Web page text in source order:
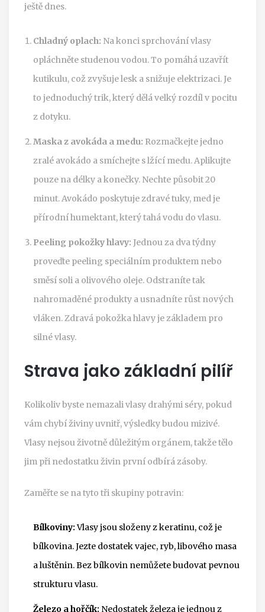
ještě dnes.
Chladný oplach: Na konci sprchování vlasy
opláchněte studenou vodou. To pomáhá uzavřít
kutikulu, což zvyšuje lesk a snižuje elektrizaci. Je
to jednoduchý trik, který dělá velký rozdíl v pocitu
z dotyku.
Maska z avokáda a medu: Rozmačkejte jedno
zralé avokádo a smíchejte s lžící medu. Aplikujte
pouze na délky a konečky. Nechte působit 20
minut. Avokádo poskytuje zdravé tuky, med je
přírodní humektant, který tahá vodu do vlasu.
Peeling pokožky hlavy: Jednou za dva týdny
proveďte peeling speciálním produktem nebo
směsí soli a olivového oleje. Odstraníte tak
nahromaděné produkty a usnadníte růst nových
vláken. Zdravá pokožka hlavy je základem pro
silné vlasy.
Strava jako základní pilíř
Kolikoliv byste nemazali vlasy drahými séry, pokud
vám chybí živiny uvnitř, výsledky budou mizivé.
Vlasy nejsou životně důležitým orgánem, takže tělo
jim při nedostatku živin první odbírá zásoby.
Zaměřte se na tyto tři skupiny potravin:
Bílkoviny:Vlasy jsou složeny z keratinu, což je
bílkovina. Jezte dostatek vajec, ryb, libového masa
a luštěnin. Bez bílkovin nemůžete budovat pevnou
strukturu vlasu.
Železo a hořčík: Nedostatek železa je jednou z